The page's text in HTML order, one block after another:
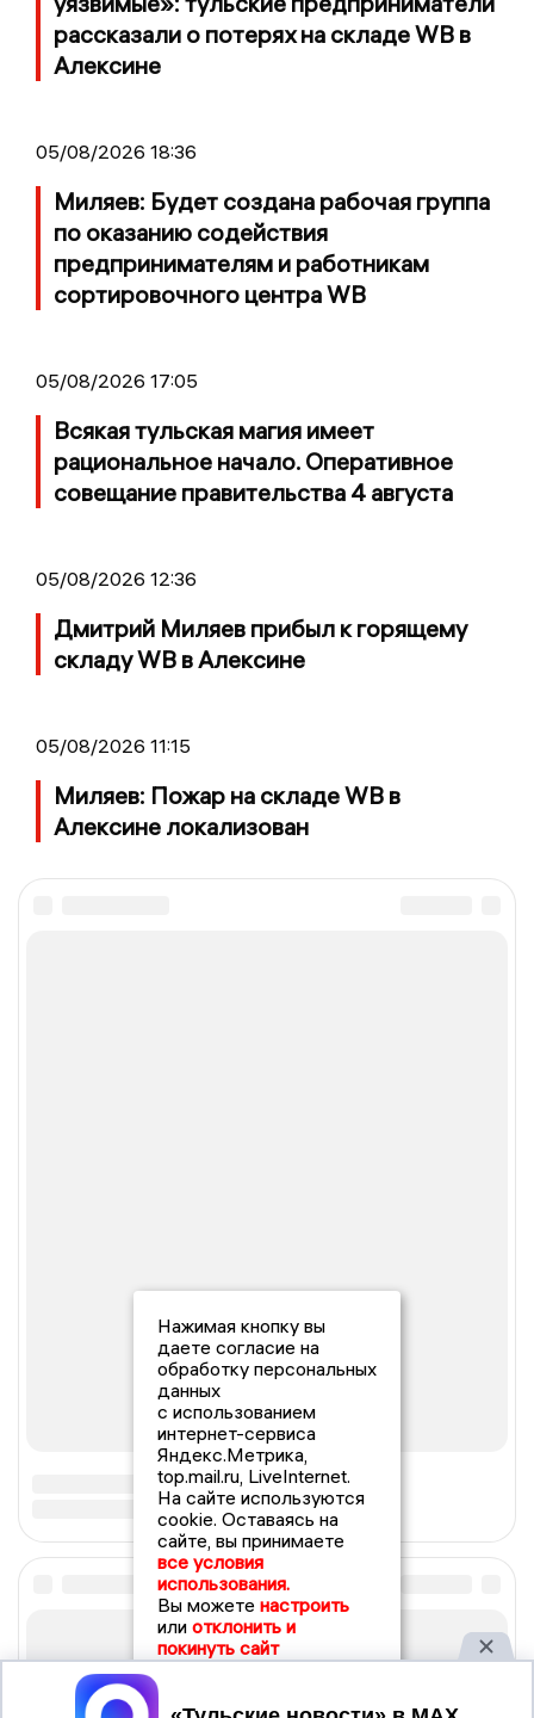
рассказали о потерях на складе WB в
Алексине
05/08/2026 18:36
Миляев: Будет создана рабочая группа
по оказанию содействия
предпринимателям и работникам
сортировочного центра WB
05/08/2026 17:05
Всякая тульская магия имеет
рациональное начало. Оперативное
совещание правительства 4 августа
05/08/2026 12:36
Дмитрий Миляев прибыл к горящему
складу WB в Алексине
05/08/2026 11:15
Миляев: Пожар на складе WB в
Алексине локализован
Нажимая кнопку вы
даете согласие на
обработку персональных
данных
с использованием
интернет-сервиса
Яндекс.Метрика,
top.mail.ru, LiveInternet.
На сайте используются
cookie. Оставаясь на
сайте, вы принимаете
все условия
использования.
Вы можете настроить
или отклонить и
покинуть сайт
Принять